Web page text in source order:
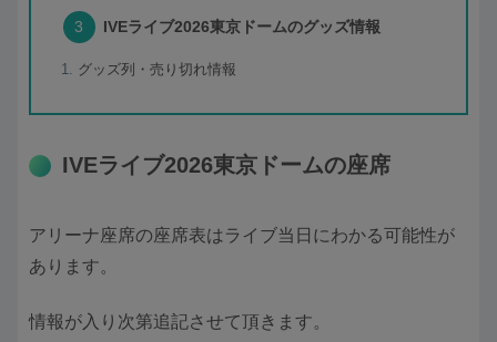
IVEライブ2026東京ドームのグッズ情報
グッズ列・売り切れ情報
IVEライブ2026東京ドームの座席
アリーナ座席の座席表はライブ当日にわかる可能性が
あります。
情報が入り次第追記させて頂きます。